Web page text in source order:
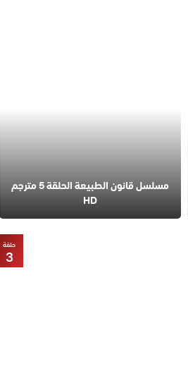
مسلسل قانون الطبيعة الحلقة 5 مترجم
HD
حلقة
3